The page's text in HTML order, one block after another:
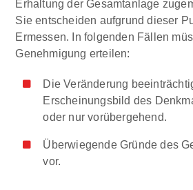
Erhaltung der Gesamtanlage
Sie entscheiden aufgrund dieser
Ermessen. In folgenden Fällen
Genehmigung erteilen:
Die Veränderung
Erscheinungsbild des
oder nur vorübergehend.
Überwiegende Gründe des
vor.